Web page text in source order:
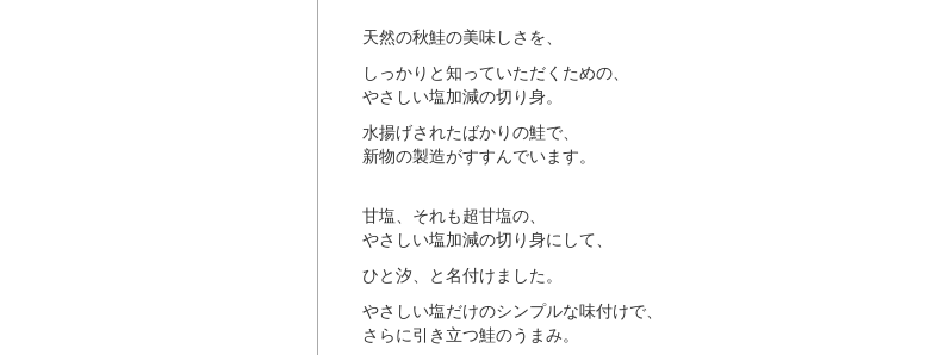
天然の秋鮭の美味しさを、
しっかりと知っていただくための、
やさしい塩加減の切り身。
水揚げされたばかりの鮭で、
新物の製造がすすんでいます。
甘塩、それも超甘塩の、
やさしい塩加減の切り身にして、
ひと汐、と名付けました。
やさしい塩だけのシンプルな味付けで、
さらに引き立つ鮭のうまみ。